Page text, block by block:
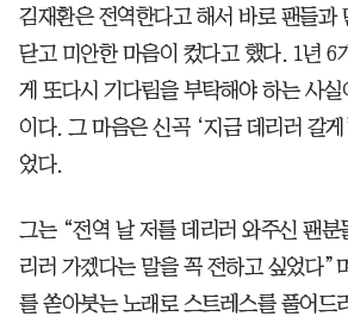
김재환은 전역한다고 해서 바로 팬들과
닫고 미안한 마음이 컸다고 했다. 1년 6
게 또다시 기다림을 부탁해야 하는 사
이다. 그 마음은 신곡 ‘지금 데리러 갈
었다.
그는 “전역 날 저를 데리러 와주신 팬분
리러 가겠다는 말을 꼭 전하고 싶었다”
를 쏟아붓는 노래로 스트레스를 풀어드